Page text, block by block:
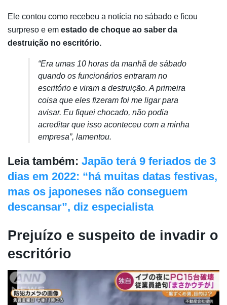
Ele contou como recebeu a notícia no sábado e ficou
surpreso e em estado de choque ao saber da
destruição no escritório.
“Era umas 10 horas da manhã de sábado
quando os funcionários entraram no
escritório e viram a destruição. A primeira
coisa que eles fizeram foi me ligar para
avisar. Eu fiquei chocado, não podia
acreditar que isso aconteceu com a minha
empresa”, lamentou.
Leia também: Japão terá 9 feriados de 3
dias em 2022: “há muitas datas festivas,
mas os japoneses não conseguem
descansar”, diz especialista
Prejuízo e suspeito de invadir o
escritório